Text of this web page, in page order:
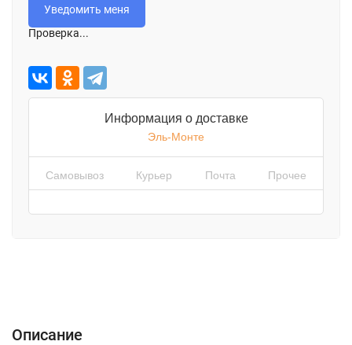
Проверка...
Информация о доставке
Эль-Монте
Самовывоз Курьер Почта Прочее
Описание